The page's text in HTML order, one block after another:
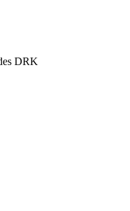
DRK